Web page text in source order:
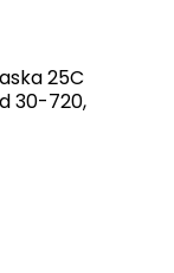
25C
30-720,